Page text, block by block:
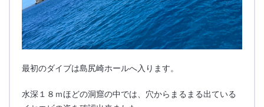
最初のダイブは島尻崎ホールへ入ります。
水深１８ｍほどの洞窟の中では、穴からまるまる出ている